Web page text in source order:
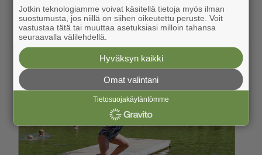
Jotkin teknologiamme voivat käsitellä tietoja myös ilman
suostumusta, jos niillä on siihen oikeutettu peruste. Voit
vastustaa tätä tai muuttaa asetuksiasi milloin tahansa
seuraavalla välilehdellä.
Hyväksyn kaikki
Omat valintani
Tietosuojakäytäntömme